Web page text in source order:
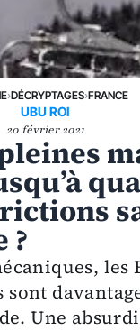
›DÉCRYPTAGES›FRANCE
UBU ROI
20 février 2021
?
Une